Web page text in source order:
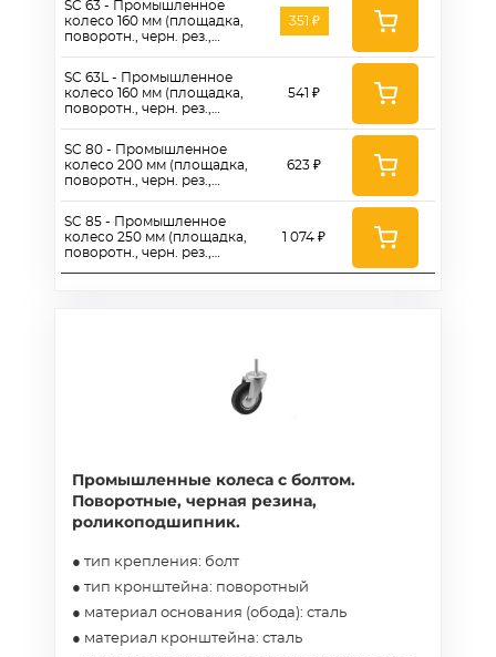
SC 63 - Промышленное
колесо 160 мм (площадка,
поворотн., черн. рез.,
SC 63L - Промышленное
колесо 160 мм (площадка,
поворотн., черн. рез.,
SC 80 - Промышленное
колесо 200 мм (площадка,
поворотн., черн. рез.,
SC 85 - Промышленное
колесо 250 мм (площадка,
поворотн., черн. рез.,
351 ₽
541 ₽
623 ₽
1 074 ₽
Промышленные колеса с болтом.
Поворотные, черная резина,
роликоподшипник.
● тип крепления: болт
● тип кронштейна: поворотный
● материал основания (обода): сталь
● материал кронштейна: сталь